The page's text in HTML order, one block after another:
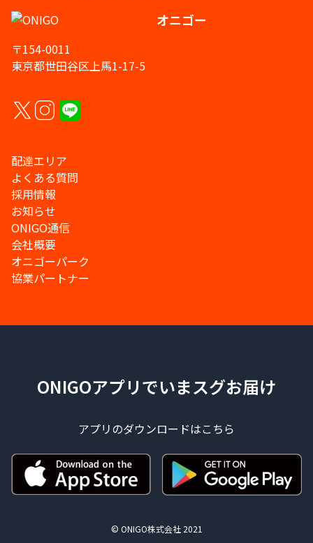
オニゴー
〒154-0011
東京都世田谷区上馬1-17-5
配達エリア
よくある質問
採用情報
お知らせ
ONIGO通信
会社概要
オニゴーパーク
協業パートナー
ONIGOアプリでいまスグお届け
アプリのダウンロードはこちら
© ONIGO株式会社 2021